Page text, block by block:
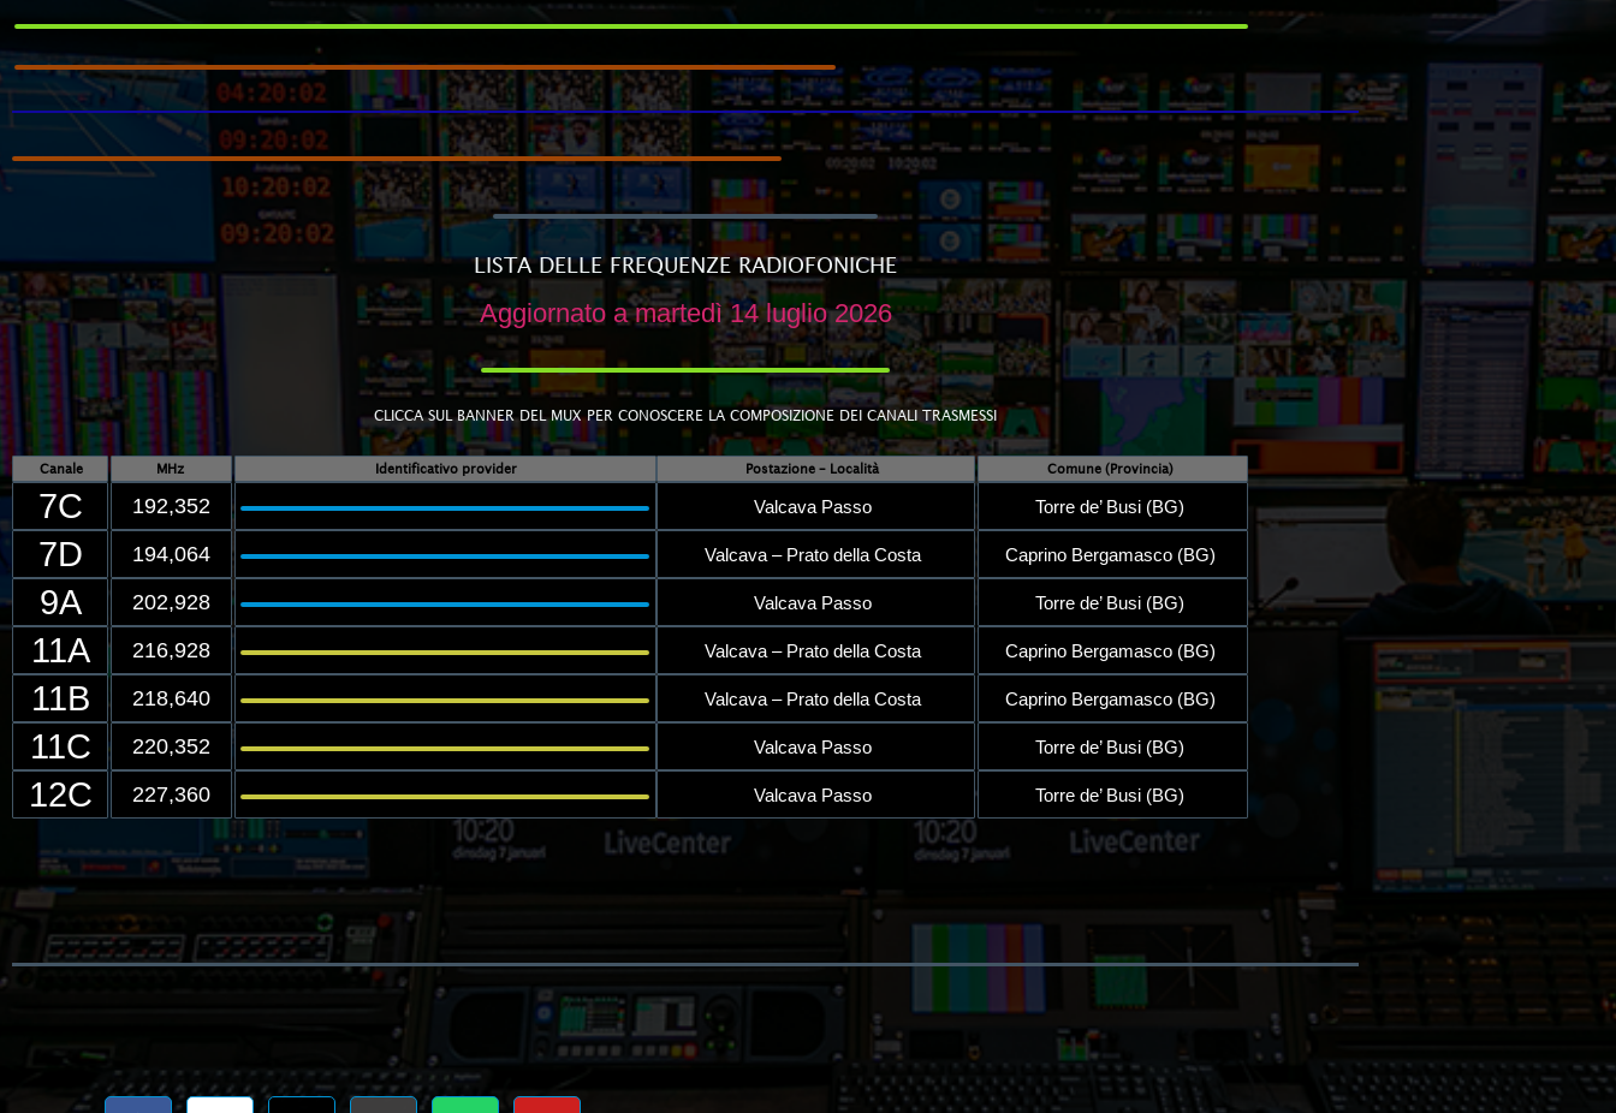
LISTA DELLE FREQUENZE RADIOFONICHE
Aggiornato a martedì 14 luglio 2026
CLICCA SUL BANNER DEL MUX PER CONOSCERE LA COMPOSIZIONE DEI CANALI TRASMESSI
Canale MHz Identificativo provider Postazione – Località Comune (Provincia)
7C 192,352 Valcava Passo Torre de’ Busi (BG)
7D 194,064 Valcava – Prato della Costa Caprino Bergamasco (BG)
9A 202,928 Valcava Passo Torre de’ Busi (BG)
11A 216,928 Valcava – Prato della Costa Caprino Bergamasco (BG)
11B 218,640 Valcava – Prato della Costa Caprino Bergamasco (BG)
11C 220,352 Valcava Passo Torre de’ Busi (BG)
12C 227,360 Valcava Passo Torre de’ Busi (BG)